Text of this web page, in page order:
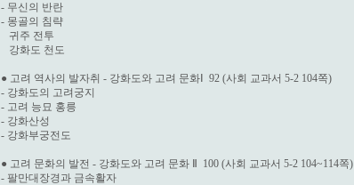
- 무신의 반란
- 몽골의 침략
   귀주 전투
   강화도 천도
● 고려 역사의 발자취 - 강화도와 고려 문화Ⅰ  92 (사회 교과서 5-2 104쪽)
- 강화도의 고려궁지
- 고려 능묘 홍릉
- 강화산성
- 강화부궁전도
● 고려 문화의 발전 - 강화도와 고려 문화 Ⅱ  100 (사회 교과서 5-2 104~114쪽)
- 팔만대장경과 금속활자